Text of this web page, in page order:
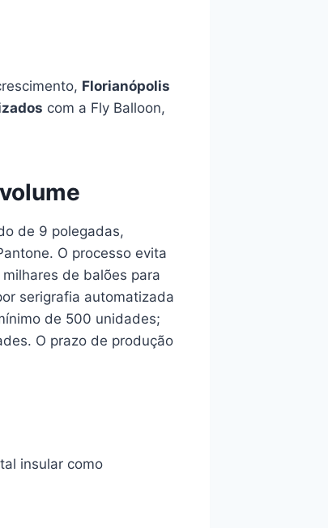
Florianópolis
com a Fly Balloon,
de 9 polegadas,
O processo evita
de balões para
serigrafia automatizada
de 500 unidades;
O prazo de produção
insular como